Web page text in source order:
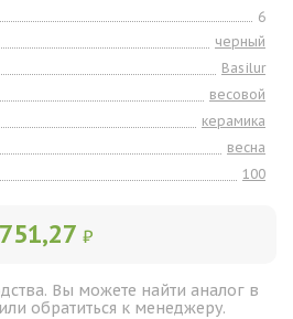
6
черный
Basilur
весовой
керамика
весна
100
751,27 ₽
Вы можете найти аналог в
обратиться к менеджеру.